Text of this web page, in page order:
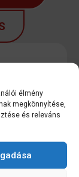
élmény
megkönnyítése,
és releváns